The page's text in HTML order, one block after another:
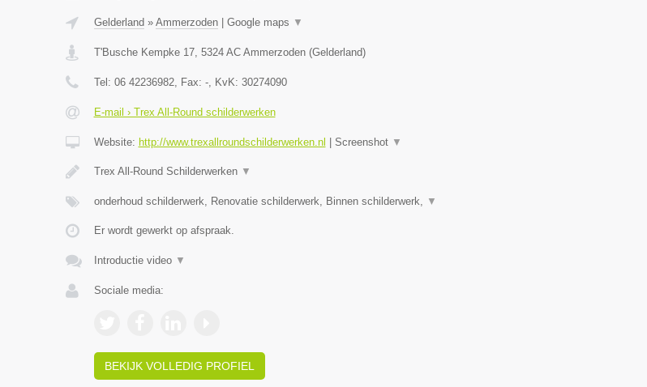
Gelderland » Ammerzoden| Google maps ▼
T'Busche Kempke 17, 5324 AC Ammerzoden(Gelderland)
Tel: 06 42236982, Fax: -, KvK: 30274090
E-mail › Trex All-Round schilderwerken
Website: http://www.trexallroundschilderwerken.nl Screenshot ▼
Trex All-Round Schilderwerken ▼
onderhoud schilderwerk, Renovatie schilderwerk, Binnen schilderwerk, ▼
Er wordt gewerkt op afspraak.
Introductie video ▼
Sociale media:
BEKIJK VOLLEDIG PROFIEL